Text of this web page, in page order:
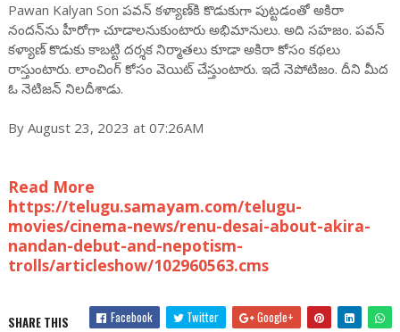
Pawan Kalyan Son పవన్ కళ్యాణ్‌కి కొడుకుగా పుట్టడంతో అకిరా
నందన్‌ను హీరోగా చూడాలనుకుంటారు అభిమానులు. అది సహజం. పవన్
కళ్యాణ్ కొడుకు కాబట్టి దర్శక నిర్మాతలు కూడా అకిరా కోసం కథలు
రాస్తుంటారు. లాంచింగ్‌ కోసం వెయిట్ చేస్తుంటారు. ఇదే నెపోటిజం. దీని మీద
ఓ నెటిజన్ నిలదీశాడు.
By August 23, 2023 at 07:26AM
Read More
https://telugu.samayam.com/telugu-
movies/cinema-news/renu-desai-about-akira-
nandan-debut-and-nepotism-
trolls/articleshow/102960563.cms
SHARE THIS Facebook Twitter Google+